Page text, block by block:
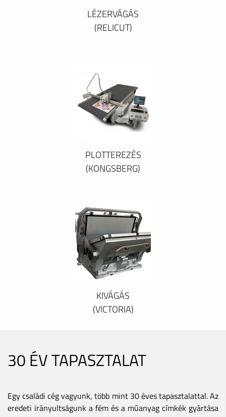
LÉZERVÁGÁS
(RELICUT)
PLOTTEREZÉS
(KONGSBERG)
KIVÁGÁS
(VICTORIA)
30 ÉV TAPASZTALAT
Egy családi cég vagyunk, több mint 30 éves tapasztalattal. Az
eredeti irányultságunk a fém és a műanyag címkék gyártása